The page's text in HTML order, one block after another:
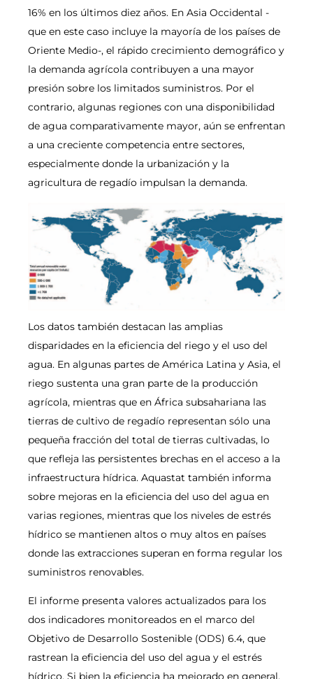
16% en los últimos diez años. En Asia Occidental -
que en este caso incluye la mayoría de los países de
Oriente Medio-, el rápido crecimiento demográfico y
la demanda agrícola contribuyen a una mayor
presión sobre los limitados suministros. Por el
contrario, algunas regiones con una disponibilidad
de agua comparativamente mayor, aún se enfrentan
a una creciente competencia entre sectores,
especialmente donde la urbanización y la
agricultura de regadío impulsan la demanda.
Los datos también destacan las amplias
disparidades en la eficiencia del riego y el uso del
agua. En algunas partes de América Latina y Asia, el
riego sustenta una gran parte de la producción
agrícola, mientras que en África subsahariana las
tierras de cultivo de regadío representan sólo una
pequeña fracción del total de tierras cultivadas, lo
que refleja las persistentes brechas en el acceso a la
infraestructura hídrica. Aquastat también informa
sobre mejoras en la eficiencia del uso del agua en
varias regiones, mientras que los niveles de estrés
hídrico se mantienen altos o muy altos en países
donde las extracciones superan en forma regular los
suministros renovables.
El informe presenta valores actualizados para los
dos indicadores monitoreados en el marco del
Objetivo de Desarrollo Sostenible (ODS) 6.4, que
rastrean la eficiencia del uso del agua y el estrés
hídrico. Si bien la eficiencia ha mejorado en general,